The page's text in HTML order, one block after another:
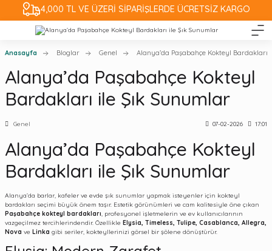
4,000 TL VE ÜZERİ SİPARİŞLERDE ÜCRETSİZ KARGO
Anasayfa Bloglar Genel Alanya’da Paşabahçe Kokteyl Bardakları
Alanya’da Paşabahçe Kokteyl
Bardakları ile Şık Sunumlar
Genel 07-02-2026 17:01
Alanya’da Paşabahçe Kokteyl
Bardakları ile Şık Sunumlar
Alanya’da barlar, kafeler ve evde şık sunumlar yapmak isteyenler için kokteyl
bardakları seçimi büyük önem taşır. Estetik görünümleri ve cam kalitesiyle öne çıkan
Paşabahçe kokteyl bardakları, profesyonel işletmelerin ve ev kullanıcılarının
vazgeçilmez tercihlerindendir. Özellikle Elysia, Timeless, Tulipe, Casablanca, Allegra,
Nova ve Linka gibi seriler, kokteyllerinizi görsel bir şölene dönüştürür.